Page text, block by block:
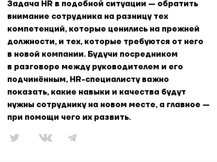
Задача HR в подобной ситуации — обратить
внимание сотрудника на разницу тех
компетенций, которые ценились на прежней
должности, и тех, которые требуются от него
в новой компании. Будучи посредником
в разговоре между руководителем и его
подчинённым, HR-специалисту важно
показать, какие навыки и качества будут
нужны сотруднику на новом месте, а главное —
при помощи чего их развить.